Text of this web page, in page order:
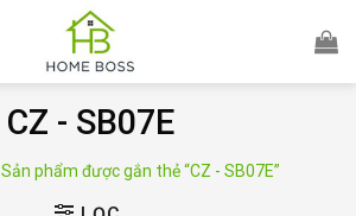
CZ - SB07E
Sản phẩm được gắn thẻ “CZ - SB07E”